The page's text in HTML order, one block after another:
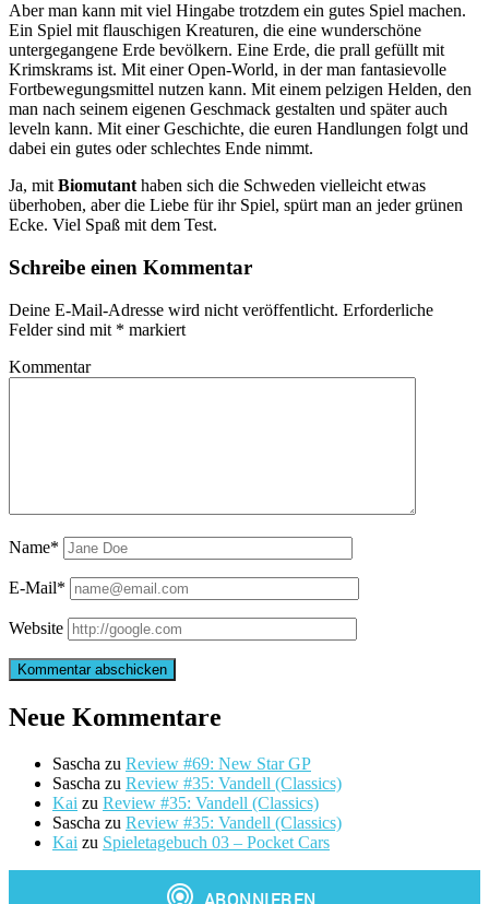
Aber man kann mit viel Hingabe trotzdem ein gutes Spiel machen.
Ein Spiel mit flauschigen Kreaturen, die eine wunderschöne
untergegangene Erde bevölkern. Eine Erde, die prall gefüllt mit
Krimskrams ist. Mit einer Open-World, in der man fantasievolle
Fortbewegungsmittel nutzen kann. Mit einem pelzigen Helden, den
man nach seinem eigenen Geschmack gestalten und später auch
leveln kann. Mit einer Geschichte, die euren Handlungen folgt und
dabei ein gutes oder schlechtes Ende nimmt.
Ja, mitBiomutanthaben sich die Schweden vielleicht etwas
überhoben, aber die Liebe für ihr Spiel, spürt man an jeder grünen
Ecke. Viel Spaß mit dem Test.
Schreibe einen Kommentar
Deine E-Mail-Adresse wird nicht veröffentlicht. Erforderliche
Felder sind mit * markiert
Kommentar
Name*
E-Mail*
Website
Neue Kommentare
Sascha zu Review #69: New Star GP
Sascha zu Review #35: Vandell (Classics)
Kai zu Review #35: Vandell (Classics)
Sascha zu Review #35: Vandell (Classics)
Kai zu Spieletagebuch 03 – Pocket Cars